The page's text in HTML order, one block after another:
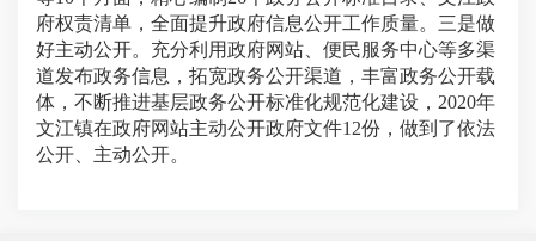
府权责清单，全面提升政府信息公开工作质量。 三是做
好主动公开。 充分利用政府网站、便民服务中心等多渠
道发布政务信息，拓宽政务公开渠道，丰富政务公开载
体，不断推进基层政务公开标准化规范化建设， 2020年
文江镇在政府网站主动公开政府文件12份，做到了依法
公开、主动公开。